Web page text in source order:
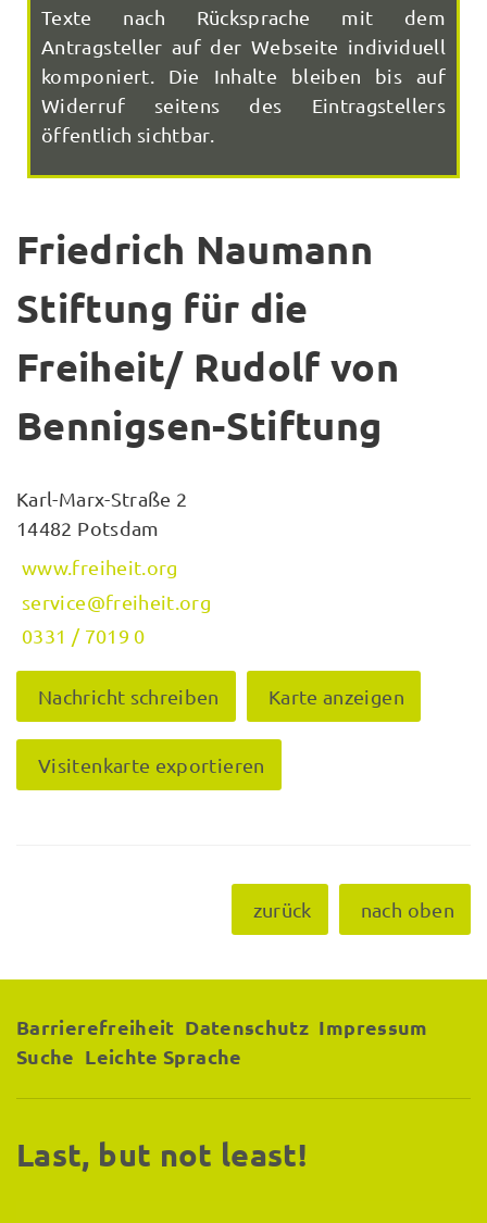
Texte nach Rücksprache mit dem
Antragsteller auf der Webseite individuell
komponiert. Die Inhalte bleiben bis auf
Widerruf seitens des Eintragstellers
öffentlich sichtbar.
Friedrich Naumann
Stiftung für die
Freiheit/ Rudolf von
Bennigsen-Stiftung
Karl-Marx-Straße 2
14482 Potsdam
www.freiheit.org
service@freiheit.org
0331 / 7019 0
Nachricht schreiben Karte anzeigen
Visitenkarte exportieren
zurück nach oben
Barrierefreiheit Datenschutz Impressum
Suche Leichte Sprache
Last, but not least!